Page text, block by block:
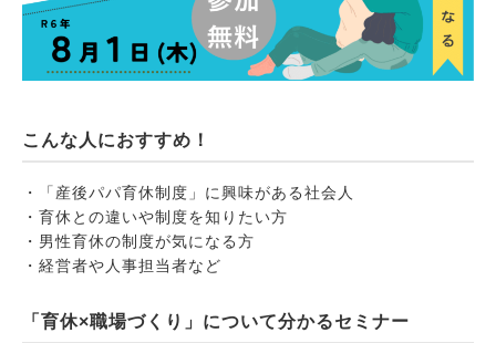
こんな人におすすめ！
・「産後パパ育休制度」に興味がある社会人
・育休との違いや制度を知りたい方
・男性育休の制度が気になる方
・経営者や人事担当者など
「育休×職場づくり」について分かるセミナー